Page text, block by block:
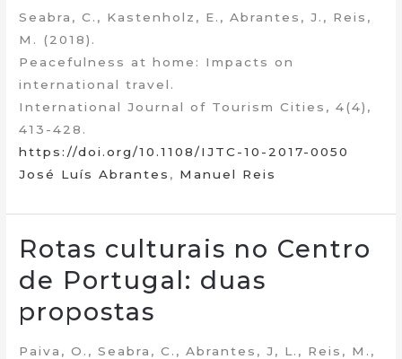
Seabra, C., Kastenholz, E., Abrantes, J., Reis,
M. (2018).
Peacefulness at home: Impacts on
international travel.
International Journal of Tourism Cities, 4(4),
413-428.
https://doi.org/10.1108/IJTC-10-2017-0050
José Luís Abrantes , Manuel Reis
Rotas culturais no Centro
de Portugal: duas
propostas
Paiva, O., Seabra, C., Abrantes, J, L., Reis, M.,